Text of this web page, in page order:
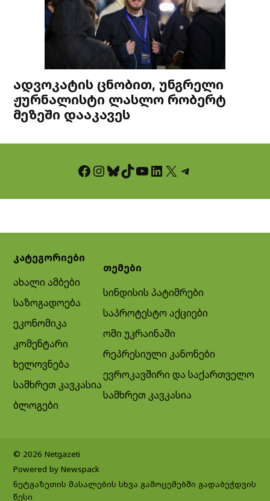
ადვოკატის ცნობით, უნგრელი
ჟურნალისტი ლასლო რობერტ
მეზეში დააკავეს
Facebook InstagramBluesky TikTok YouTube LinkedIn X Telegram
კატეგორიები
ახალი ამბები
საზოგადოება
ეკონომიკა
კომენტარი
ხელოვნება
სამხრეთ კავკასია
ბლოგები
თემები
სინდისის პატიმრები
საპროტესტო აქციები
ომი უკრაინაში
რეპრესიული კანონები
ევროკავშირი და საქართველო
სამხრეთ კავკასია
© 2026 Netgazeti
Powered by Newspack
ნეტგაზეთის მასალების სხვა გამოცემებში გადაბეჭდვის
წესი